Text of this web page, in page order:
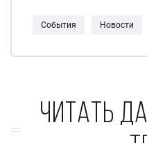
События Новости
Читать